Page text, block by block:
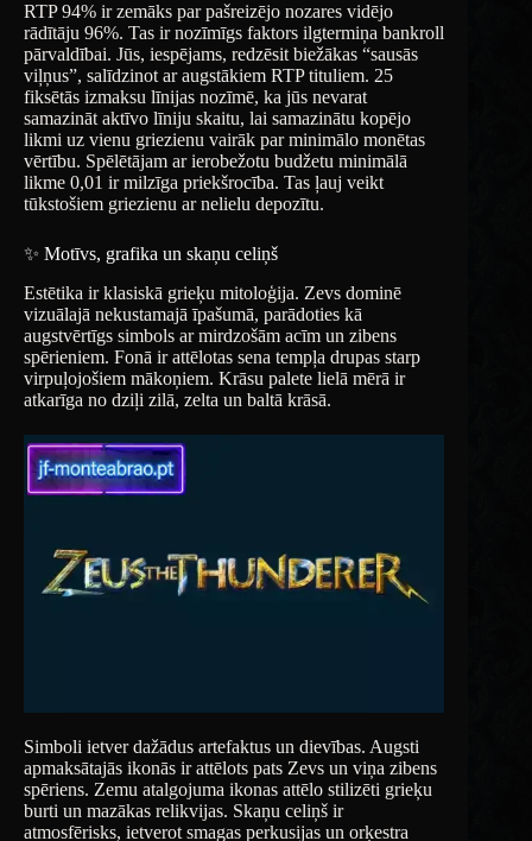
RTP 94% ir zemāks par pašreizējo nozares vidējo
rādītāju 96%. Tas ir nozīmīgs faktors ilgtermiņa bankroll
pārvaldībai. Jūs, iespējams, redzēsit biežākas “sausās
viļņus”, salīdzinot ar augstākiem RTP tituliem. 25
fiksētās izmaksu līnijas nozīmē, ka jūs nevarat
samazināt aktīvo līniju skaitu, lai samazinātu kopējo
likmi uz vienu griezienu vairāk par minimālo monētas
vērtību. Spēlētājam ar ierobežotu budžetu minimālā
likme 0,01 ir milzīga priekšrocība. Tas ļauj veikt
tūkstošiem griezienu ar nelielu depozītu.
✨ Motīvs, grafika un skaņu celiņš
Estētika ir klasiskā grieķu mitoloģija. Zevs dominē
vizuālajā nekustamajā īpašumā, parādoties kā
augstvērtīgs simbols ar mirdzošām acīm un zibens
spērieniem. Fonā ir attēlotas sena tempļa drupas starp
virpuļojošiem mākoņiem. Krāsu palete lielā mērā ir
atkarīga no dziļi zilā, zelta un baltā krāsā.
Simboli ietver dažādus artefaktus un dievības. Augsti
apmaksātajās ikonās ir attēlots pats Zevs un viņa zibens
spēriens. Zemu atalgojuma ikonas attēlo stilizēti grieķu
burti un mazākas relikvijas. Skaņu celiņš ir
atmosfērisks, ietverot smagas perkusijas un orķestra